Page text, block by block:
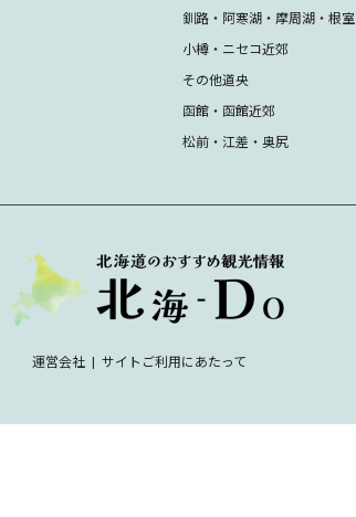
釧路・阿寒湖・摩周湖・根室
小樽・ニセコ近郊
その他道央
函館・函館近郊
松前・江差・奥尻
運営会社 サイトご利用にあたって